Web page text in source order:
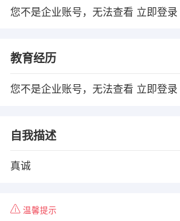
您不是企业账号，无法查看 立即登录
教育经历
您不是企业账号，无法查看 立即登录
自我描述
真诚
温馨提示